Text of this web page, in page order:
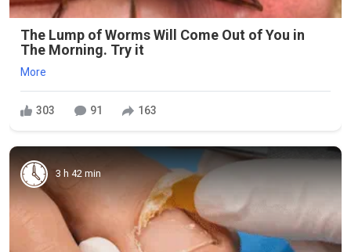
The Lump of Worms Will Come Out of You in
The Morning. Try it
More
303 91 163
3 h 42 min